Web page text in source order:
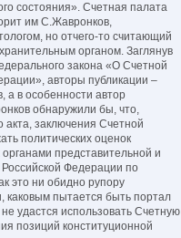
состояния». Счетная палата
им С.Жавронков,
но отчего-то считающий
органом. Заглянув
закона «О Счетной
авторы публикации –
а в особенности автор
обнаружили бы, что,
акта, заключения Счетной
политических оценок
представительной и
Федерации по
это ни обидно рупору
каковым пытается быть портал
удастся использовать Счетную
позиций конституционной